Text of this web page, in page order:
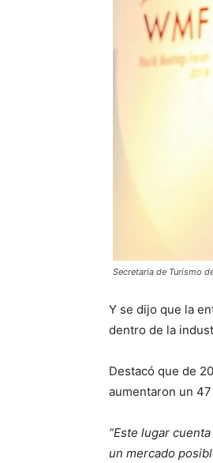
Secretaria de Turismo
Y se dijo que la
dentro de la
Destacó que de
aumentaron un
“Este lugar
un mercado